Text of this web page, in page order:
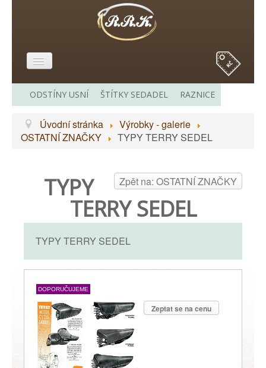
VÝROBKY - GALERIE
KONTAKT
ODSTÍNY USNÍ ŠTÍTKY SEDADEL RAZNICE
Úvodní stránka
Výrobky - galerie
OSTATNÍ ZNAČKY
TYPY TERRY SEDEL
Zpět na: OSTATNÍ ZNAČKY
TYPY
TERRY SEDEL
TYPY TERRY SEDEL
DOPORUČUJEME
Zeptat se na cenu